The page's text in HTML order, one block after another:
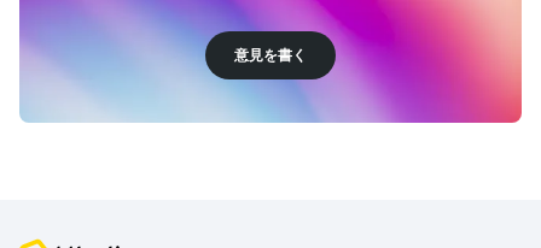
意見を書く